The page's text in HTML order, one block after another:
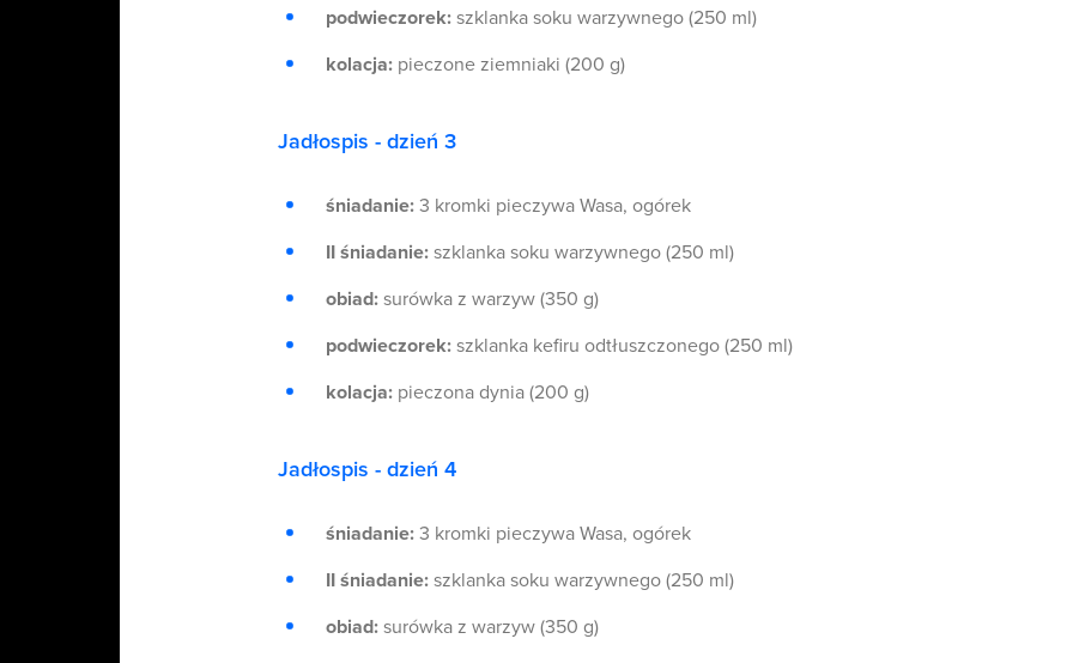
podwieczorek: szklanka soku warzywnego (250 ml)
kolacja: pieczone ziemniaki (200 g)
Jadłospis - dzień 3
śniadanie: 3 kromki pieczywa Wasa, ogórek
II śniadanie: szklanka soku warzywnego (250 ml)
obiad: surówka z warzyw (350 g)
podwieczorek: szklanka kefiru odtłuszczonego (250 ml)
kolacja: pieczona dynia (200 g)
Jadłospis - dzień 4
śniadanie: 3 kromki pieczywa Wasa, ogórek
II śniadanie: szklanka soku warzywnego (250 ml)
obiad: surówka z warzyw (350 g)